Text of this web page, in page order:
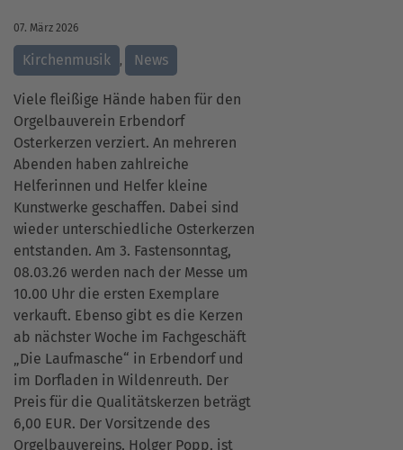
07. März 2026
Kirchenmusik , News
Viele fleißige Hände haben für den
Orgelbauverein Erbendorf
Osterkerzen verziert. An mehreren
Abenden haben zahlreiche
Helferinnen und Helfer kleine
Kunstwerke geschaffen. Dabei sind
wieder unterschiedliche Osterkerzen
entstanden. Am 3. Fastensonntag,
08.03.26 werden nach der Messe um
10.00 Uhr die ersten Exemplare
verkauft. Ebenso gibt es die Kerzen
ab nächster Woche im Fachgeschäft
„Die Laufmasche“ in Erbendorf und
im Dorfladen in Wildenreuth. Der
Preis für die Qualitätskerzen beträgt
6,00 EUR. Der Vorsitzende des
Orgelbauvereins, Holger Popp, ist